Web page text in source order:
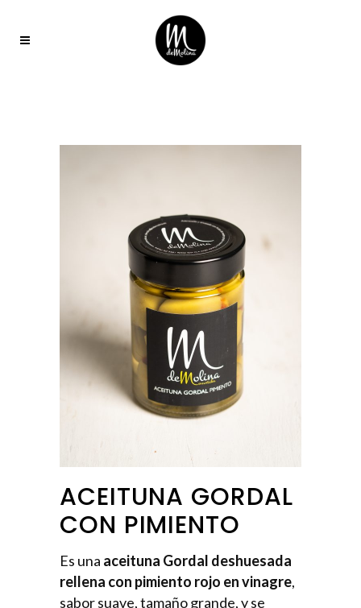
ACEITUNA GORDAL
CON PIMIENTO
Es una aceituna Gordal deshuesada
rellena con pimiento rojo en vinagre,
sabor suave, tamaño grande, y se